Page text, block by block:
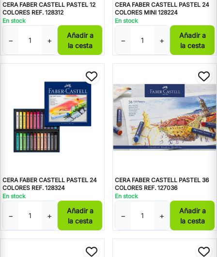
CERA FABER CASTELL PASTEL 12
COLORES REF. 128312
En stock
− +
Añadir a
la cesta
CERA FABER CASTELL PASTEL 24
COLORES MINI 128224
En stock
− +
Añadir a
la cesta
CERA FABER CASTELL PASTEL 24
COLORES REF. 128324
En stock
− +
Añadir a
la cesta
CERA FABER CASTELL PASTEL 36
COLORES REF. 127036
En stock
− +
Añadir a
la cesta